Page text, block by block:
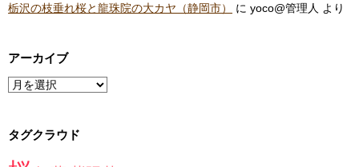
栃沢の枝垂れ桜と龍珠院の大カヤ（静岡市）
に yoco@管理人 より
アーカイブ
ア
イ
タグクラウド